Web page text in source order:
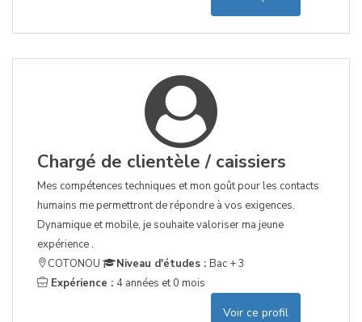
Chargé de clientèle / caissiers
Mes compétences techniques et mon goût pour les contacts
humains me permettront de répondre à vos exigences.
Dynamique et mobile, je souhaite valoriser ma jeune
expérience .
COTONOU
Niveau d'études : Bac + 3
Expérience : 4 années et 0 mois
Voir ce profil